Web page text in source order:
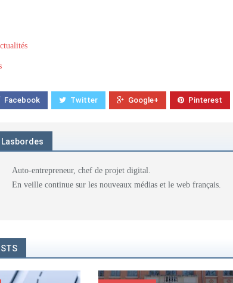
Facebook Twitter Google+ Pinterest
Auto-entrepreneur, chef de projet digital.
En veille continue sur les nouveaux médias et le web français.